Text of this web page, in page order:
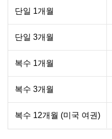
단일 1개월
단일 3개월
복수 1개월
복수 3개월
복수 12개월 (미국 여권)